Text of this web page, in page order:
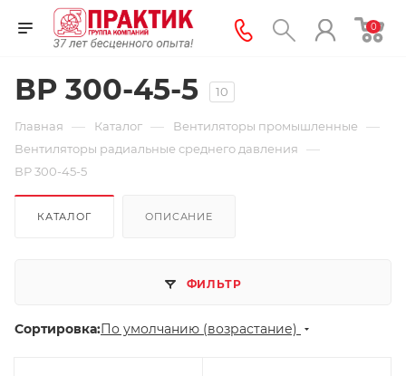
0
ВР 300-45-5 10
Главная — Каталог — Вентиляторы промышленные —
Вентиляторы радиальные среднего давления —
ВР 300-45-5
КАТАЛОГ ОПИСАНИЕ
ФИЛЬТР
Сортировка:По умолчанию (возрастание)